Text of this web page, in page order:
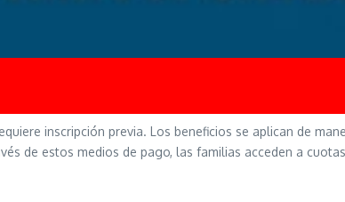
inscripción previa. Los beneficios se aplican de
de estos medios de pago, las familias acceden a